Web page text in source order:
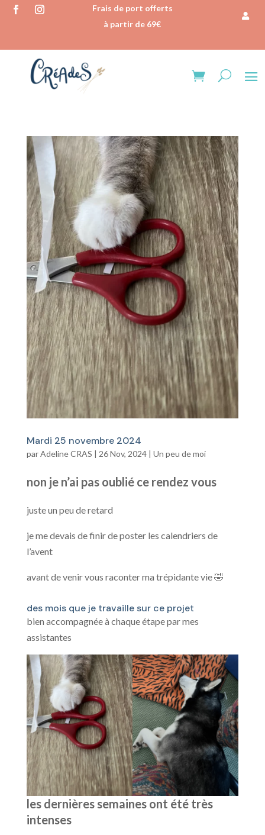
Frais de port offerts
à partir de 69€
Mardi 25 novembre 2024
parAdeline CRAS 26 Nov, 2024| Un peu de moi
non je n’ai pas oublié ce rendez vous
juste un peu de retard
je me devais de finir de poster les calendriers de
l’avent
avant de venir vous raconter ma trépidante vie 🤣
des mois que je travaille sur ce projet
bien accompagnée à chaque étape par mes
assistantes
les dernières semaines ont été très
intenses